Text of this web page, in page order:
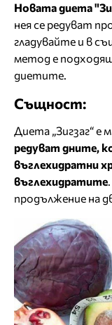
Новата диета
нея се редуват
гладувайте и в
метод е
диетите.
Същност:
Диета „Зигзаг“ е
редуват дните,
въглехидратни
въглехидратите
продължение на